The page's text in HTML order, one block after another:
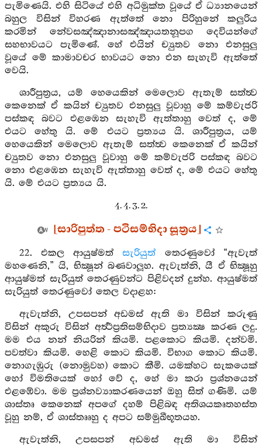
පැමිණෙයි. එහි සිටියේ එහි අධිමුක්ත වූයේ ඒ ධ්‍යානයෙන්
බහුල විසින් විහරණ ඇත්තේ නො පිරිහුනේ කලුරිය
කරමින් නේවසඤ්ඤානාසඤ්ඤායතනූපග දෙවියන්ගේ
සහභාවයට පැමිණේ. හේ එයින් ච්‍යුතව නො එනසුලු
වූයේ මේ කාමාවචර භාවයට නො එන සැහැවි ඇත්තේ
වෙයි.
ශාරීපුත්‍රය, යම් හෙයෙකින් මෙලොව ඇතැම් සත්ත්‍ව
කෙනෙක් ඒ කයින් ච්‍යුතව එනසුලු වූවාහු මේ කම්වැජරි
පස්කඳ බවට එළඹෙන සැහැවි ඇත්තාහු වෙත් ද, මේ
එයට හේතු යි. මේ එයට ප්‍රත්‍යය යි. ශාරීපුත්‍රය, යම්
හෙයෙකින් මෙලොව ඇතැම් සත්ත්‍ව කෙනෙක් ඒ කයින්
ච්‍යුතව නො එනසුලු වූවාහු මේ කම්වැජරි පස්කඳ බවට
නො එළඹෙන සැහැවි ඇත්තාහු වෙත් ද, මේ එයට හේතු
යි. මේ එයට ප්‍රත්‍යය යි.
4. 4. 3. 2.
[සාරිපුත්ත - පටිසම්භිදා සූත්‍රය]
22. එකල ආයුෂ්මත්සැරියුත්තෙරණුවෝ “ඇවැත්
මහණෙනි,” යි, භික්‍ෂූන් බණවාලූහ. ඇවැත්නි, යී ඒ භික්‍ෂූහු
ආයුෂ්මත් සැරියුත් තෙරණුවන්ට පිළිවදන් දුන්හ. ආයුෂ්මත්
සැරියුත් තෙරණුවෝ තෙල වදාළහ:
ඇවැත්නි, උපසපන් අඩමස් ඇති මා විසින් කරුණු
විසින් අකුරු විසින් අර්‍ත්‍ථප්‍රතිසම්භිදාව ප්‍රත්‍යක්‍ෂ කරණ ලදු.
මම එය නන් නියරින් කියමි. පළකොට කියමි. දන්වමි.
පවත්වා කියමි. හෙළි කොට කියමි. විභාග කොට කියමි.
නොගැඹුරු (නොමුවහ) කොට කීමි. යමක්හට සැකයෙක්
හෝ විමතියෙක් හෝ වේ ද, හේ මා කරා ප්‍රශ්නයෙන්
එළඹේවා. මම ප්‍රශ්නව්‍යාකරණයෙන් ඔහු සිත් ගණිමි. යම්
ශාස්තෘ කෙනෙක් අපගේ දහම් පිළිබඳ අතිශයකෘතහස්ත
වූහු නම්, ඒ ශාස්තෲහු ද අපට සම්මුඛීභූතයහ.
ඇවැත්නි, උපසපන් අඩමස් ඇති මා විසින්